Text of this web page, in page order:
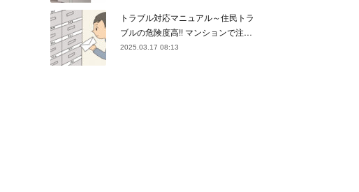
(22
(21)
24)
(31)
27)
(21)
トラブル対応マニュアル～住民トラ
ブルの危険度高!! マンションで注…
2025.03.17 08:13